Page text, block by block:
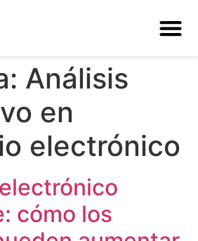
Análisis
en
electrónico
cómo los